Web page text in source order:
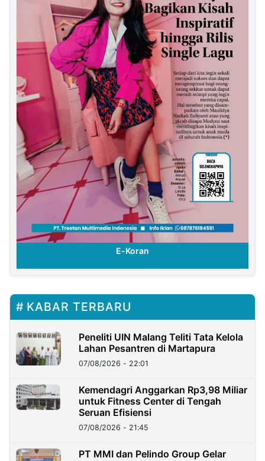
E-Koran
KABAR TERBARU
Peneliti UIN Malang Teliti Tata Kelola
Lahan Pesantren di Martapura
07/08/2026 - 22:01
Kemendagri Anggarkan Rp3,98 Miliar
untuk Fitness Center di Tengah
Seruan Efisiensi
07/08/2026 - 21:45
PT MMI dan Pelindo Group Gelar